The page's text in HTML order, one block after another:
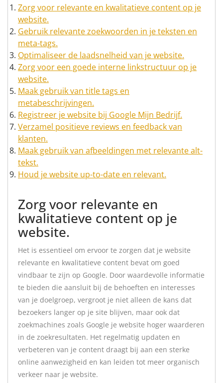
Zorg voor relevante en kwalitatieve content op je
website.
Gebruik relevante zoekwoorden in je teksten en
meta-tags.
Optimaliseer de laadsnelheid van je website.
Zorg voor een goede interne linkstructuur op je
website.
Maak gebruik van title tags en
metabeschrijvingen.
Registreer je website bij Google Mijn Bedrijf.
Verzamel positieve reviews en feedback van
klanten.
Maak gebruik van afbeeldingen met relevante alt-
tekst.
Houd je website up-to-date en relevant.
Zorg voor relevante en
kwalitatieve content op je
website.
Het is essentieel om ervoor te zorgen dat je website
relevante en kwalitatieve content bevat om goed
vindbaar te zijn op Google. Door waardevolle informatie
te bieden die aansluit bij de behoeften en interesses
van je doelgroep, vergroot je niet alleen de kans dat
bezoekers langer op je site blijven, maar ook dat
zoekmachines zoals Google je website hoger waarderen
in de zoekresultaten. Het regelmatig updaten en
verbeteren van je content draagt bij aan een sterke
online aanwezigheid en kan leiden tot meer organisch
verkeer naar je website.